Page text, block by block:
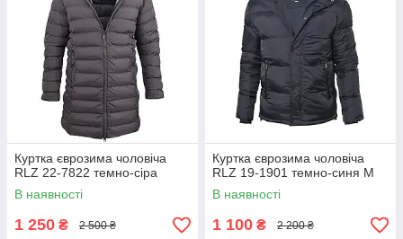
Куртка єврозима чоловіча
RLZ 22-7822 темно-сіра
В наявності
1 250 ₴ 2 500 ₴
Куртка єврозима чоловіча
RLZ 19-1901 темно-синя M
В наявності
1 100 ₴ 2 200 ₴